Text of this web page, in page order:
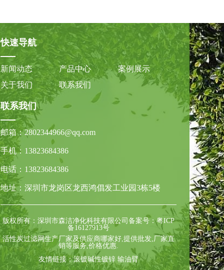
快速导航
新闻动态 产品中心
案例展示
关于我们
联系我们
联系我们
邮箱：2802344966@qq.com
手机： 13823684386
电话： 13823684386
地址：深圳市龙岗区龙西鸿倡发工业园3栋5楼
版权所有：深圳市森洁净化科技有限公司 备案号：粤ICP
备16127913号
活性炭过滤网生产厂家及供应商哪家好,提供批发,厂家直
销等服务,价格优惠.
友情链接：滚镀碱性镀锌 输油臂